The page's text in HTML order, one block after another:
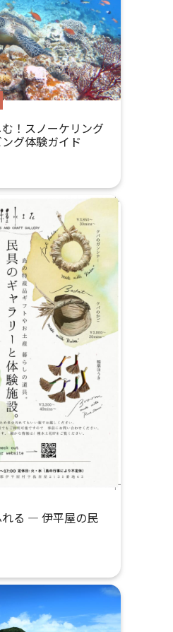
！スノーケリング
グ体験ガイド
る ― 伊平屋の民